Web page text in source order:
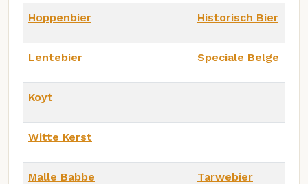
Hoppenbier Historisch Bier
Lentebier Speciale Belge
Koyt
Witte Kerst
Malle Babbe Tarwebier